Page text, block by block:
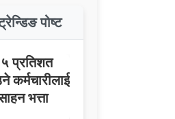
पोष्ट
प्रतिशत
भत्ता